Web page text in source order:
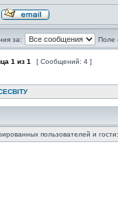
за: Поле
1 из 1 [ Сообщений: 4 ]
пользователей и